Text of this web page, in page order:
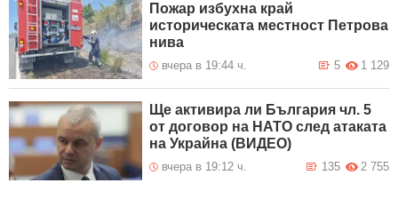
Пожар избухна край
историческата местност Петрова
нива
вчера в 19:44 ч. 1 129
5
Ще активира ли България чл. 5
от договор на НАТО след атаката
на Украйна (ВИДЕО)
вчера в 19:12 ч. 2 755
135